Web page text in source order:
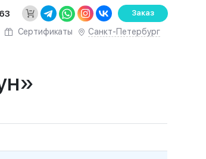
Заказ
Сертификаты Санкт-Петербург